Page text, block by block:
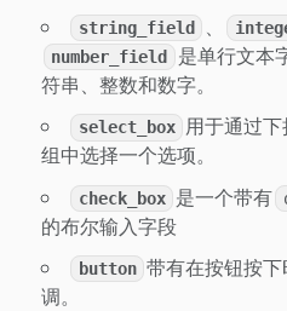
string_field 、
number_field
是单行文本
符串、整数和数字。
select_box 用于通过
组中选择一个选项。
check_box 是一个带有
的布尔输入字段
button 带有在按钮按
调。